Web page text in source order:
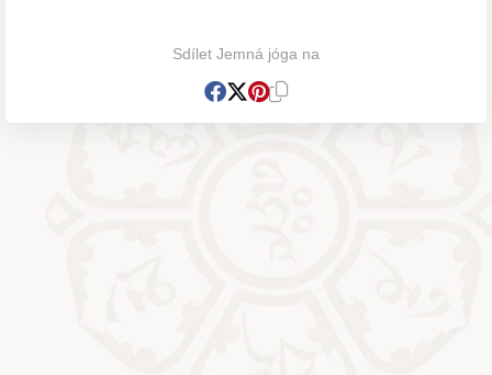
Sdílet Jemná jóga na